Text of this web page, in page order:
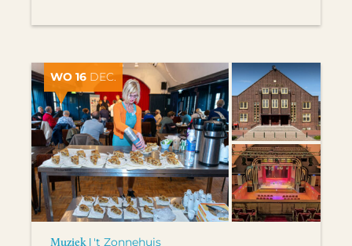
WO 16 DEC.
Muziek | 't Zonnehuis